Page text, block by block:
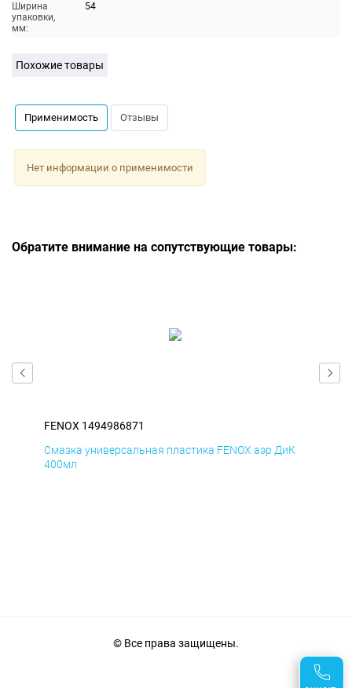
Ширина
упаковки,
мм:
54
Похожие товары
Применимость Отзывы
Нет информации о применимости
Обратите внимание на сопутствующие товары:
FENOX 1494986871
Смазка универсальная пластика FENOX аэр ДиК
400мл
© Все права защищены.